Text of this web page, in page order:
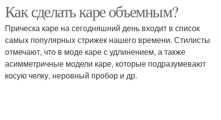
Как сделать каре объемным?
Прическа каре на сегодняшний день входит в список
самых популярных стрижек нашего времени. Стилисты
отмечают, что в моде каре с удлинением, а также
асимметричные модели каре, которые подразумевают
косую челку, неровный пробор и др.